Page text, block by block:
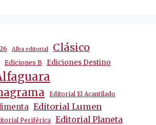
Alba editorial Clásico
Ediciones B Ediciones Destino
Editorial El Acantilado
Editorial Lumen
Periférica Editorial Planeta